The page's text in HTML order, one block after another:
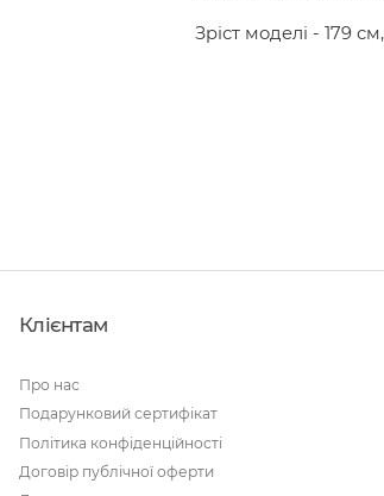
Зріст моделі - 179
Клієнтам
Про нас
Подарунковий сертифікат
Політика конфіденційності
Договір публічної оферти